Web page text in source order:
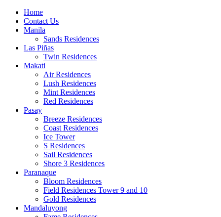
Home
Contact Us
Manila
Sands Residences
Las Piñas
Twin Residences
Makati
Air Residences
Lush Residences
Mint Residences
Red Residences
Pasay
Breeze Residences
Coast Residences
Ice Tower
S Residences
Sail Residences
Shore 3 Residences
Paranaque
Bloom Residences
Field Residences Tower 9 and 10
Gold Residences
Mandaluyong